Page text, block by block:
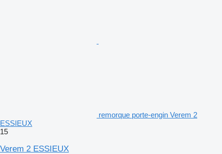
remorque porte-engin Verem 2
ESSIEUX
15
Verem 2 ESSIEUX